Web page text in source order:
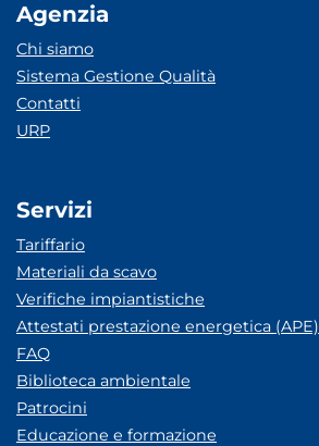
Agenzia
Chi siamo
Sistema Gestione Qualità
Contatti
URP
Servizi
Tariffario
Materiali da scavo
Verifiche impiantistiche
Attestati prestazione energetica (APE)
FAQ
Biblioteca ambientale
Patrocini
Educazione e formazione